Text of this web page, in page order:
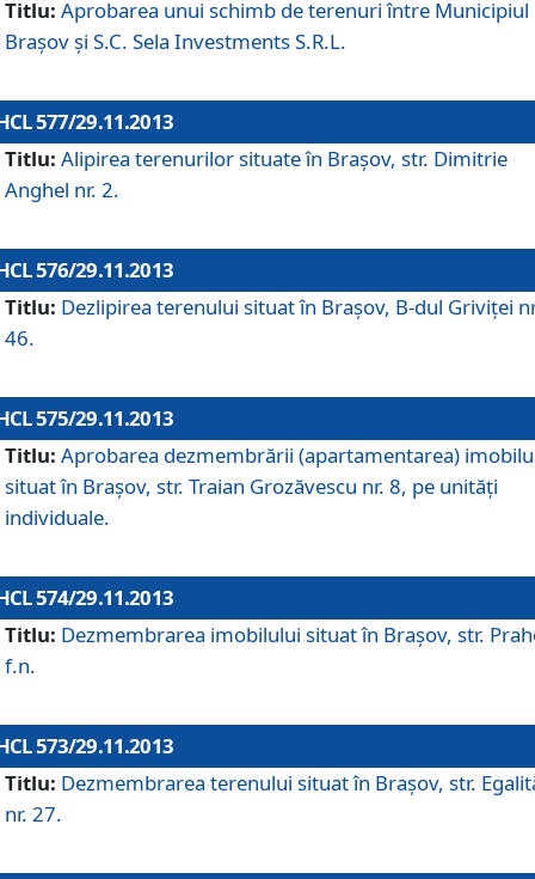
Titlu: Aprobarea unui schimb de terenuri între Municipiul
Braşov şi S.C. Sela Investments S.R.L.
577/29.11.2013
Titlu: Alipirea terenurilor situate în Braşov, str. Dimitrie
Anghel nr. 2.
576/29.11.2013
Titlu: Dezlipirea terenului situat în Braşov, B-dul Griviţei
46.
575/29.11.2013
Titlu: Aprobarea dezmembrării (apartamentarea)
situat în Braşov, str. Traian Grozăvescu nr. 8, pe unităţi
individuale.
574/29.11.2013
Titlu: Dezmembrarea imobilului situat în Braşov, str.
f.n.
573/29.11.2013
Titlu: Dezmembrarea terenului situat în Braşov, str.
nr. 27.